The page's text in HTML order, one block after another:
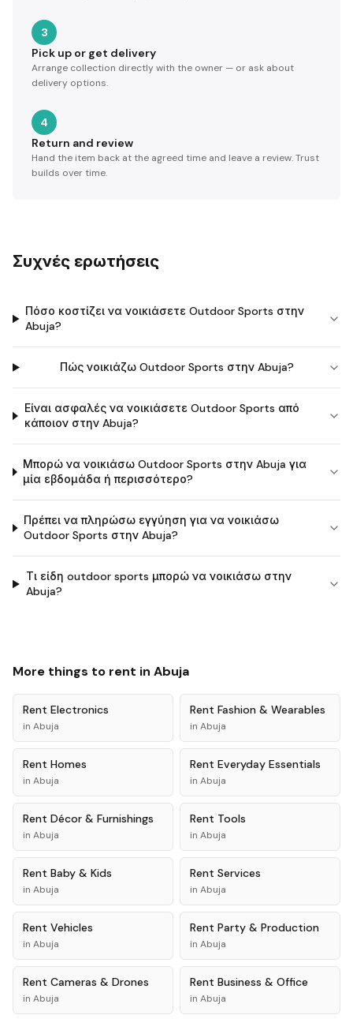
3
Pick up or get delivery
Arrange collection directly with the owner — or ask about
delivery options.
4
Return and review
Hand the item back at the agreed time and leave a review. Trust
builds over time.
Συχνές ερωτήσεις
Πόσο κοστίζει να νοικιάσετε Outdoor Sports στην
Abuja?
Πώς νοικιάζω Outdoor Sports στην Abuja?
Είναι ασφαλές να νοικιάσετε Outdoor Sports από
κάποιον στην Abuja?
Μπορώ να νοικιάσω Outdoor Sports στην Abuja για
μία εβδομάδα ή περισσότερο?
Πρέπει να πληρώσω εγγύηση για να νοικιάσω
Outdoor Sports στην Abuja?
Τι είδη outdoor sports μπορώ να νοικιάσω στην
Abuja?
More things to rent in Abuja
Rent Electronics
in Abuja
Rent Fashion & Wearables
in Abuja
Rent Homes
in Abuja
Rent Everyday Essentials
in Abuja
Rent Décor & Furnishings
in Abuja
Rent Tools
in Abuja
Rent Baby & Kids
in Abuja
Rent Services
in Abuja
Rent Vehicles
in Abuja
Rent Party & Production
in Abuja
Rent Cameras & Drones
in Abuja
Rent Business & Office
in Abuja